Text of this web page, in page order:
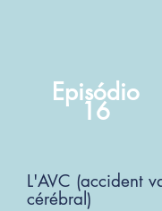
Episódio
16
​L'AVC (accident
cérébral)